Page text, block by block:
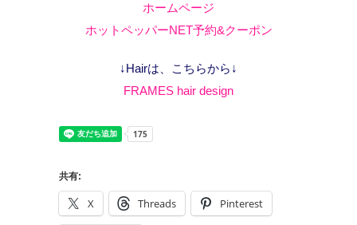
ホームページ
ホットペッパーNET予約&クーポン
↓Hairは、こちらから↓
FRAMES hair design
共有:
X Threads Pinterest